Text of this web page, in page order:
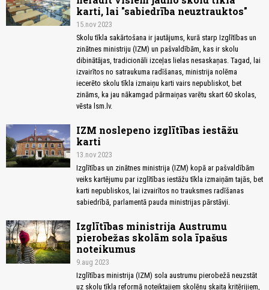
karti, lai "sabiedrība neuztrauktos"
15.nov 2023
Skolu tīkla sakārtošana ir jautājums, kurā starp Izglītības un
zinātnes ministriju (IZM) un pašvaldībām, kas ir skolu
dibinātājas, tradicionāli izceļas lielas nesaskaņas. Tagad, lai
izvairītos no satraukuma radīšanas, ministrija nolēma
iecerēto skolu tīkla izmaiņu karti vairs nepubliskot, bet
zināms, ka jau nākamgad pārmaiņas varētu skart 60 skolas,
vēsta lsm.lv.
IZM noslepeno izglītības iestāžu
karti
13.nov 2023
Izglītības un zinātnes ministrija (IZM) kopā ar pašvaldībām
veiks kartējumu par izglītības iestāžu tīkla izmaiņām tajās, bet
karti nepubliskos, lai izvairītos no trauksmes radīšanas
sabiedrībā, parlamentā pauda ministrijas pārstāvji.
Izglītības ministrija Austrumu
pierobežas skolām sola īpašus
noteikumus
9.aug 2023
Izglītības ministrija (IZM) sola austrumu pierobežā neuzstāt
uz skolu tīkla reformā noteiktajiem skolēnu skaita kritērijiem,